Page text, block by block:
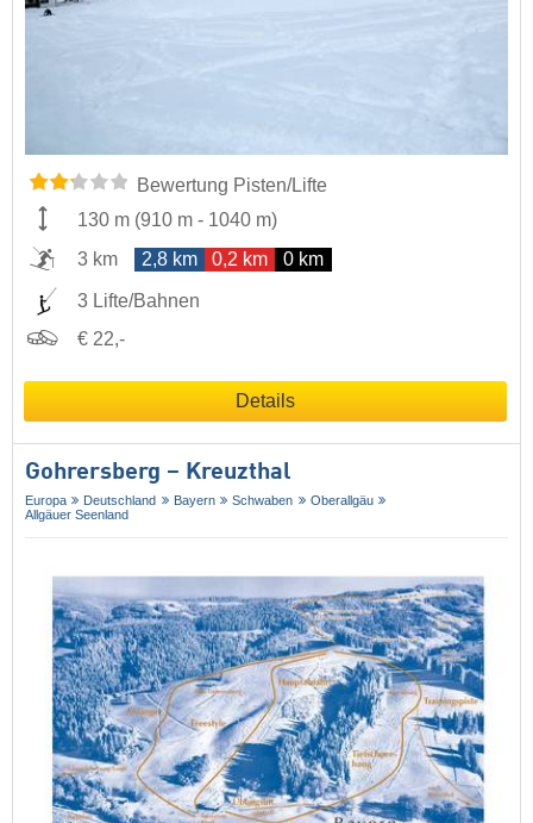
Bewertung Pisten/Lifte
130 m (910 m - 1040 m)
3 km
2,8 km 0,2 km 0 km
3 Lifte/Bahnen
€ 22,-
Details
Gohrersberg – Kreuzthal
Europa Deutschland Bayern Schwaben
Oberallgäu
Allgäuer Seenland